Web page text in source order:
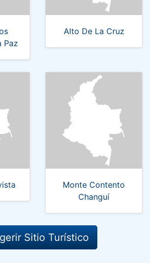
Paz
Alto De La Cruz
Monte Contento
Changuí
Sitio Turístico